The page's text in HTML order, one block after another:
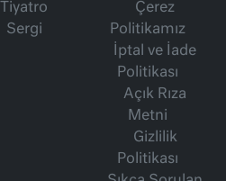
Tiyatro
Sergi
Çerez
Politikamız
İptal ve İade
Politikası
Açık Rıza
Metni
Gizlilik
Politikası